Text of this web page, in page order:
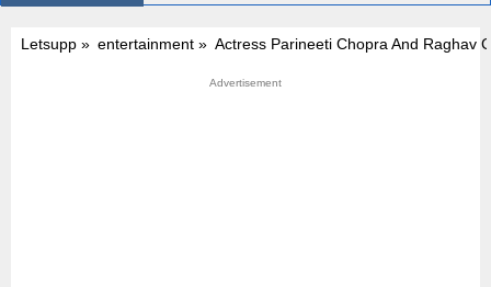
Letsupp » entertainment » Actress Parineeti Chopra And Raghav